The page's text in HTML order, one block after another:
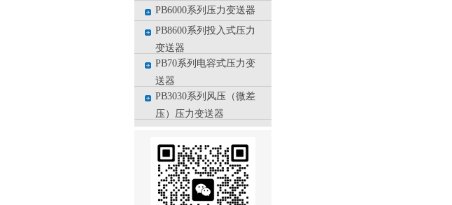
PB6000系列压力变送器
PB8600系列投入式压力
变送器
PB70系列电容式压力变
送器
PB3030系列风压（微差
压）压力变送器